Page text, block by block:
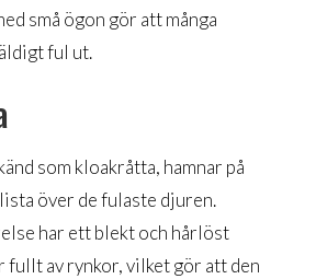
små ögon gör att många
ful ut.
som kloakråtta, hamnar på
över de fulaste djuren.
har ett blekt och hårlöst
fullt av rynkor, vilket gör att den